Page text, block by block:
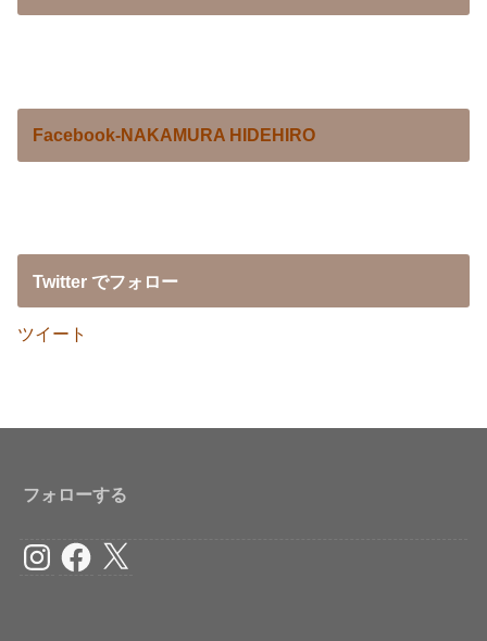
Facebook-NAKAMURA HIDEHIRO
Twitter でフォロー
ツイート
フォローする
InstagramFacebook
X